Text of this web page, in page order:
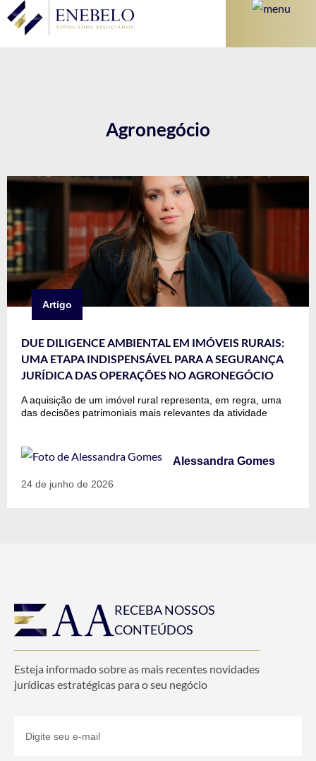
Agronegócio
Artigo
DUE DILIGENCE AMBIENTAL EM IMÓVEIS RURAIS:
UMA ETAPA INDISPENSÁVEL PARA A SEGURANÇA
JURÍDICA DAS OPERAÇÕES NO AGRONEGÓCIO
A aquisição de um imóvel rural representa, em regra, uma
das decisões patrimoniais mais relevantes da atividade
Alessandra Gomes
24 de junho de 2026
RECEBA NOSSOS
CONTEÚDOS
Esteja informado sobre as mais recentes novidades
jurídicas estratégicas para o seu negócio